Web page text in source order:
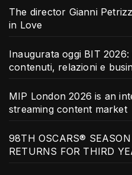
The director Gianni
in Love
Inaugurata oggi BIT
contenuti, relazioni e
MIP London 2026 is an
streaming content market
98TH OSCARS®
RETURNS FOR THIRD